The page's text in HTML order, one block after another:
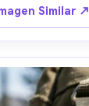
Similar ↗